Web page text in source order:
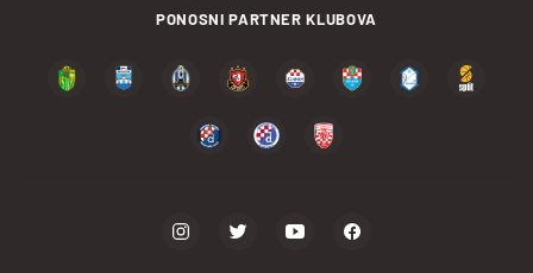
PONOSNI PARTNER KLUBOVA